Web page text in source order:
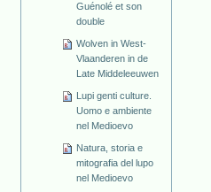
Guénolé et son
double
Wolven in West-
Vlaanderen in de
Late Middeleeuwen
Lupi genti culture.
Uomo e ambiente
nel Medioevo
Natura, storia e
mitografia del lupo
nel Medioevo